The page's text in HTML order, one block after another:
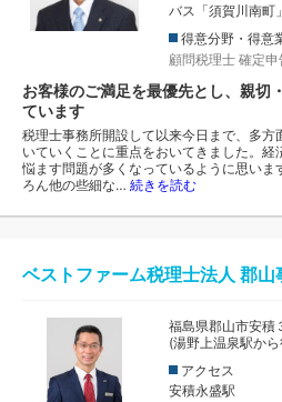
バス「須賀川南町
得意分野・得意
顧問税理士 確定申
お客様のご満足を最優先とし、親切
ています
税理士事務所開設して以来今日まで、多
いていくことに重点をおいてきました。
悩ます問題が多くなっているように思いま
ろん他の些細な… 続きを読む
ベストファーム税理士法人 郡山
福島県郡山市安積
(湯野上温泉駅か
アクセス
安積永盛駅